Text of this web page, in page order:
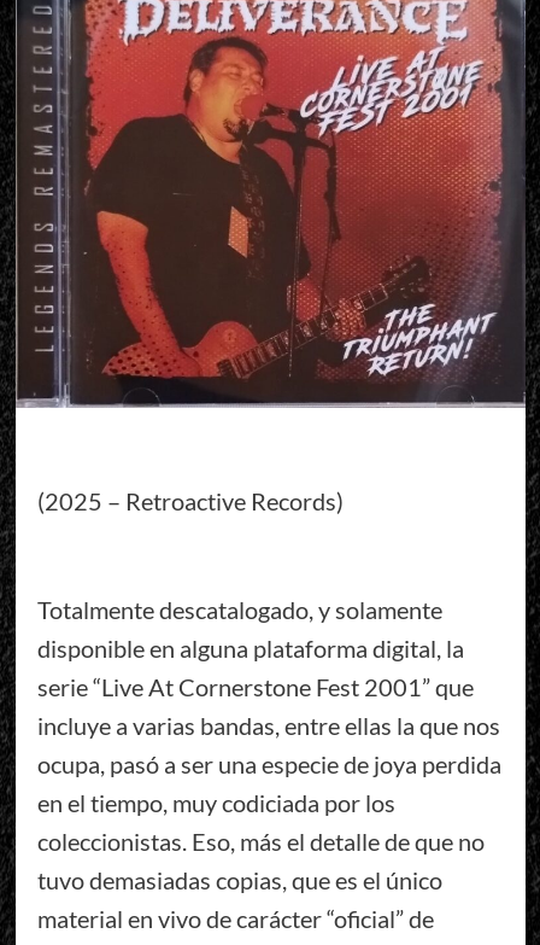
(2025 – Retroactive Records)
Totalmente descatalogado, y solamente
disponible en alguna plataforma digital, la
serie “Live At Cornerstone Fest 2001” que
incluye a varias bandas, entre ellas la que nos
ocupa, pasó a ser una especie de joya perdida
en el tiempo, muy codiciada por los
coleccionistas. Eso, más el detalle de que no
tuvo demasiadas copias, que es el único
material en vivo de carácter “oficial” de